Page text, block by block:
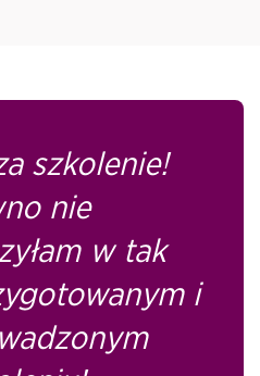
szkolenie!
nie
w tak
i